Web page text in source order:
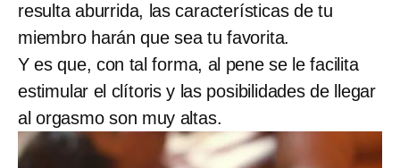
resulta aburrida, las características de tu
miembro harán que sea tu favorita.
Y es que, con tal forma, al pene se le facilita
estimular el clítoris y las posibilidades de llegar
al orgasmo son muy altas.